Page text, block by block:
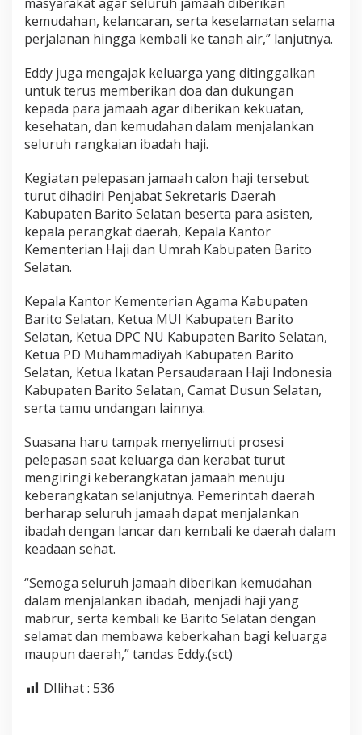
kemudahan, kelancaran, serta keselamatan selama
perjalanan hingga kembali ke tanah air,” lanjutnya.
Eddy juga mengajak keluarga yang ditinggalkan
untuk terus memberikan doa dan dukungan
kepada para jamaah agar diberikan kekuatan,
kesehatan, dan kemudahan dalam menjalankan
seluruh rangkaian ibadah haji.
Kegiatan pelepasan jamaah calon haji tersebut
turut dihadiri Penjabat Sekretaris Daerah
Kabupaten Barito Selatan beserta para asisten,
kepala perangkat daerah, Kepala Kantor
Kementerian Haji dan Umrah Kabupaten Barito
Selatan.
Kepala Kantor Kementerian Agama Kabupaten
Barito Selatan, Ketua MUI Kabupaten Barito
Selatan, Ketua DPC NU Kabupaten Barito Selatan,
Ketua PD Muhammadiyah Kabupaten Barito
Selatan, Ketua Ikatan Persaudaraan Haji Indonesia
Kabupaten Barito Selatan, Camat Dusun Selatan,
serta tamu undangan lainnya.
Suasana haru tampak menyelimuti prosesi
pelepasan saat keluarga dan kerabat turut
mengiringi keberangkatan jamaah menuju
keberangkatan selanjutnya. Pemerintah daerah
berharap seluruh jamaah dapat menjalankan
ibadah dengan lancar dan kembali ke daerah dalam
keadaan sehat.
“Semoga seluruh jamaah diberikan kemudahan
dalam menjalankan ibadah, menjadi haji yang
mabrur, serta kembali ke Barito Selatan dengan
selamat dan membawa keberkahan bagi keluarga
maupun daerah,” tandas Eddy.(sct)
DIlihat : 536